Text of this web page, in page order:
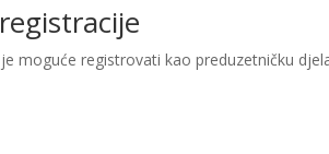
moguće registrovati kao preduzetničku